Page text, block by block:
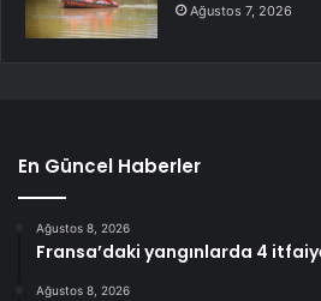
Ağustos 7, 2026
En Güncel Haberler
Ağustos 8, 2026
Fransa’daki yangınlarda 4
Ağustos 8, 2026